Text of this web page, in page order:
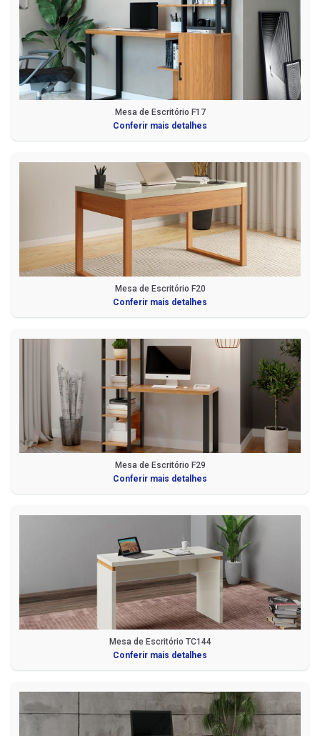
Mesa de Escritório F17
Conferir mais detalhes
Mesa de Escritório F20
Conferir mais detalhes
Mesa de Escritório F29
Conferir mais detalhes
Mesa de Escritório TC144
Conferir mais detalhes